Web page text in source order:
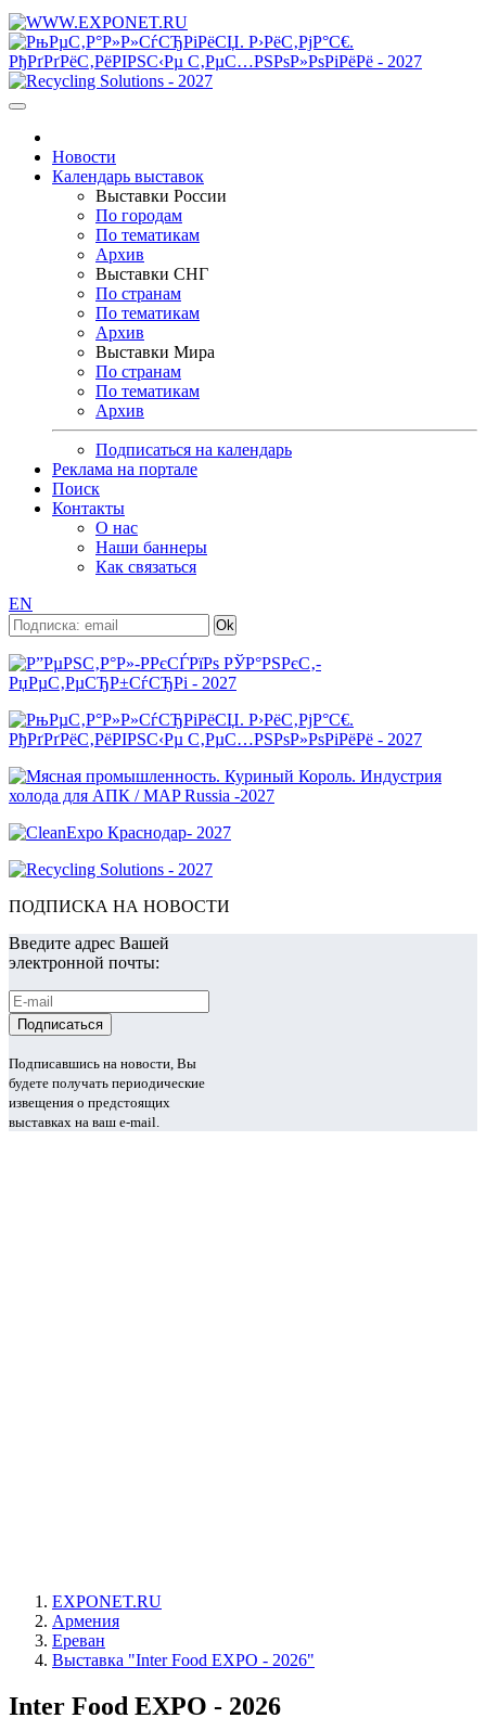
Новости
Календарь выставок
Выставки России
По городам
По тематикам
Архив
Выставки СНГ
По странам
По тематикам
Архив
Выставки Мира
По странам
По тематикам
Архив
Подписаться на календарь
Реклама на портале
Поиск
Контакты
О нас
Наши баннеры
Как связаться
EN
ПОДПИСКА НА НОВОСТИ
Введите адрес Вашей
электронной почты:
Подписавшись на новости, Вы
будете получать периодические
извещения о предстоящих
выставках на ваш e-mail.
EXPONET.RU
Армения
Ереван
Выставка "Inter Food EXPO - 2026"
Inter Food EXPO - 2026